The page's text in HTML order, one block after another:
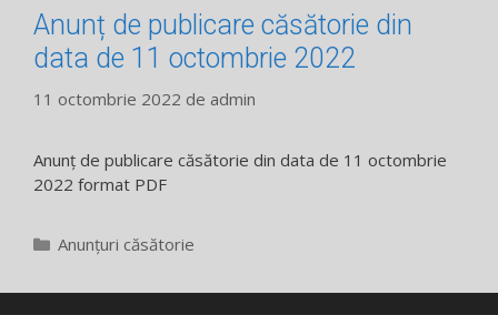
Anunț de publicare căsătorie din
data de 11 octombrie 2022
11 octombrie 2022 de admin
Anunț de publicare căsătorie din data de 11 octombrie
2022 format PDF
Categorii
Anunțuri căsătorie